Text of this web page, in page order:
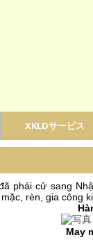
XKLDサービス
phái cử sang
rèn, gia công
May